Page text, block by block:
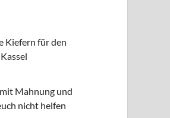
Kiefern für den
Mahnung und
nicht helfen